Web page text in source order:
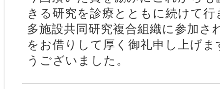
きる研究を診療とともに続けて
多施設共同研究複合組織に参加さ
をお借りして厚く御礼申し上げ
うございました。